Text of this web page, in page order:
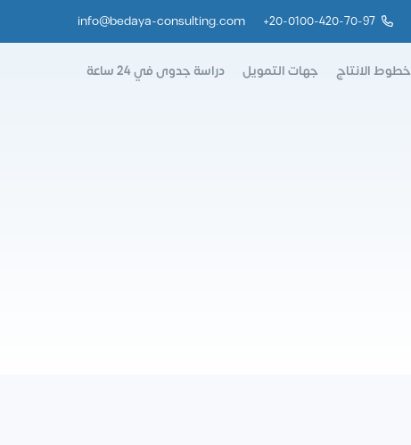
20-0100-420-70-97
+
info@bedaya-consulting.com
خطوط الانتاج جهات التمويل دراسة جدوى في 24 ساعة